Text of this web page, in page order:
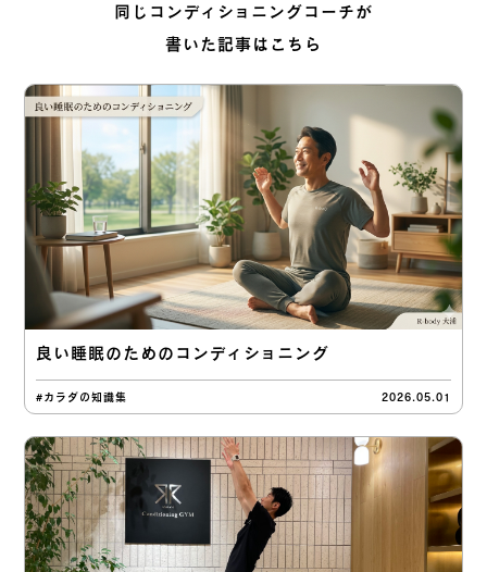
同じコンディショニングコーチが
書いた記事はこちら
良い睡眠のためのコンディショニング
#カラダの知識集 2026.05.01